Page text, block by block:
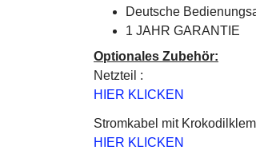
Deutsche
1 JAHR GARANTIE
Optionales Zubehör:
Netzteil :
HIER KLICKEN
Stromkabel mit
HIER KLICKEN